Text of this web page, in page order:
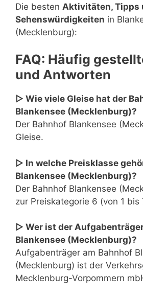
Die besten Aktivitäten, Tipps
Sehenswürdigkeiten in
(Mecklenburg):
FAQ: Häufig
und Antworten
▷ Wie viele Gleise hat der
Blankensee (Mecklenburg)?
Der Bahnhof Blankensee
Gleise.
▷ In welche Preisklasse
Blankensee (Mecklenburg)?
Der Bahnhof Blankensee
zur Preiskategorie 6 (von 1 bis
▷ Wer ist der
Blankensee (Mecklenburg)?
Aufgabenträger am Bahnhof
(Mecklenburg) ist der
Mecklenburg-Vorpommern